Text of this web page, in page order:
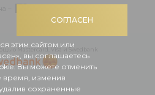
–
Mastercard, Visa и Swedbank
СОГЛАСЕН
этим сайтом или
вы соглашаетесь
Вы можете отменить
время, изменив
сохраненные